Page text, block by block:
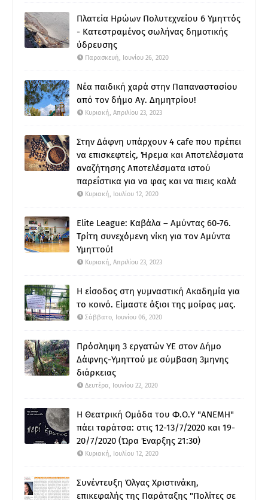
Πλατεία Ηρώων Πολυτεχνείου 6 Υμηττός
- Κατεστραμένος σωλήνας δημοτικής
ύδρευσης
Παρασκευή, Ιουνίου 26, 2020
Νέα παιδική χαρά στην Παπαναστασίου
από τον δήμο Αγ. Δημητρίου!
Κυριακή, Απριλίου 23, 2023
Στην Δάφνη υπάρχουν 4 cafe που πρέπει
να επισκεφτείς, Ήρεμα και Αποτελέσματα
αναζήτησης Αποτελέσματα ιστού
παρεΐστικα για να φας και να πιεις καλά
Κυριακή, Ιουλίου 12, 2020
Elite League: Καβάλα – Αμύντας 60-76.
Τρίτη συνεχόμενη νίκη για τον Αμύντα
Υμηττού!
Κυριακή, Απριλίου 23, 2023
Η είσοδος στη γυμναστική Ακαδημία για
το κοινό. Είμαστε άξιοι της μοίρας μας.
Σάββατο, Ιουνίου 06, 2020
Πρόσληψη 3 εργατών ΥΕ στον Δήμο
Δάφνης-Υμηττού με σύμβαση 3μηνης
διάρκειας
Δευτέρα, Ιουνίου 22, 2020
Η Θεατρική Ομάδα του Φ.Ο.Υ "ΑΝΕΜΗ"
πάει ταράτσα: στις 12-13/7/2020 και 19-
20/7/2020 (Ώρα Έναρξης 21:30)
Κυριακή, Ιουλίου 12, 2020
Συνέντευξη Όλγας Χριστινάκη,
επικεφαλής της Παράταξης "Πολίτες σε